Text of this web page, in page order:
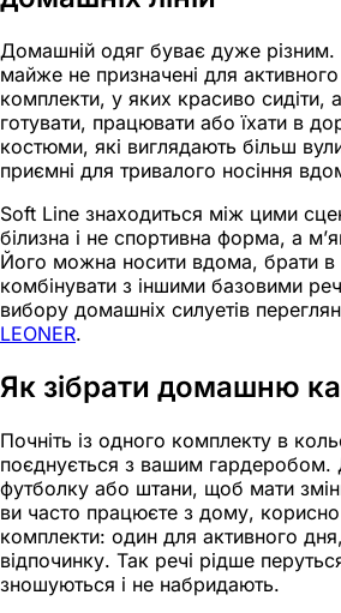
Домашній одяг буває дуже різним.
майже не призначені для
комплекти, у яких красиво сидіти,
готувати, працювати або їхати в
костюми, які виглядають більш
приємні для тривалого носіння
Soft Line знаходиться між цими
білизна і не спортивна форма, а
Його можна носити вдома, брати в
комбінувати з іншими базовими
вибору домашніх силуетів
LEONER.
Як зібрати домашню
Почніть із одного комплекту в
поєднується з вашим
футболку або штани, щоб мати
ви часто працюєте з дому,
комплекти: один для активного
відпочинку. Так речі рідше
зношуються і не набридають.